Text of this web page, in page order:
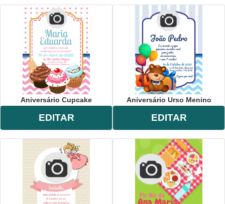
Aniversário Cupcake
EDITAR
Aniversário Urso Menino
EDITAR